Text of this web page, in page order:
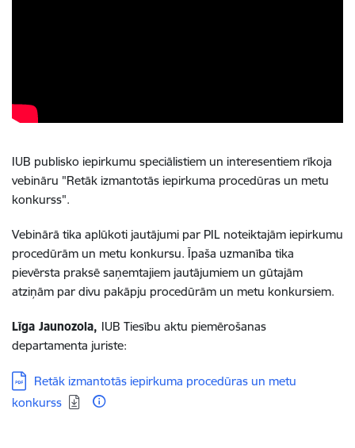
IUB publisko iepirkumu speciālistiem un interesentiem rīkoja
vebināru "Retāk izmantotās iepirkuma procedūras un metu
konkurss".
Vebinārā tika aplūkoti jautājumi par PIL noteiktajām iepirkumu
procedūrām un metu konkursu. Īpaša uzmanība tika
pievērsta praksē saņemtajiem jautājumiem un gūtajām
atziņām par divu pakāpju procedūrām un metu konkursiem.
Līga Jaunozola, IUB Tiesību aktu piemērošanas
departamenta juriste:
Lejupielādēt:
Retāk izmantotās iepirkuma procedūras un metu
konkurss